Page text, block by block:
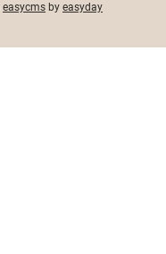
easycms by easyday